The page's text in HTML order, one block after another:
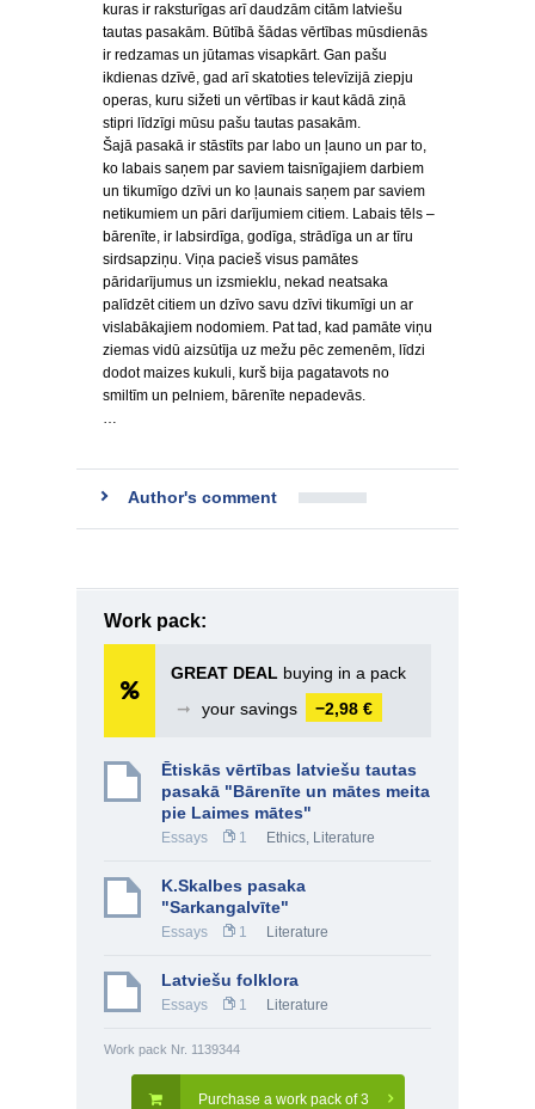
kuras ir raksturīgas arī daudzām citām latviešu
tautas pasakām. Būtībā šādas vērtības mūsdienās
ir redzamas un jūtamas visapkārt. Gan pašu
ikdienas dzīvē, gad arī skatoties televīzijā ziepju
operas, kuru sižeti un vērtības ir kaut kādā ziņā
stipri līdzīgi mūsu pašu tautas pasakām.
Šajā pasakā ir stāstīts par labo un ļauno un par to,
ko labais saņem par saviem taisnīgajiem darbiem
un tikumīgo dzīvi un ko ļaunais saņem par saviem
netikumiem un pāri darījumiem citiem. Labais tēls –
bārenīte, ir labsirdīga, godīga, strādīga un ar tīru
sirdsapziņu. Viņa pacieš visus pamātes
pāridarījumus un izsmieklu, nekad neatsaka
palīdzēt citiem un dzīvo savu dzīvi tikumīgi un ar
vislabākajiem nodomiem. Pat tad, kad pamāte viņu
ziemas vidū aizsūtīja uz mežu pēc zemenēm, līdzi
dodot maizes kukuli, kurš bija pagatavots no
smiltīm un pelniem, bārenīte nepadevās.
…
Author's comment
Work pack:
GREAT DEAL buying in a pack
➞
your savings −2,98 €
Ētiskās vērtības latviešu tautas
pasakā "Bārenīte un mātes meita
pie Laimes mātes"
Essays 1 Ethics, Literature
K.Skalbes pasaka
"Sarkangalvīte"
Essays 1 Literature
Latviešu folklora
Essays 1 Literature
Work pack Nr. 1139344
Purchase a work pack of 3